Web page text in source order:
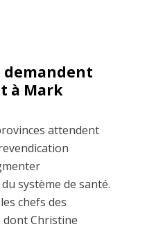
demandent
à Mark
attendent
système de santé.
chefs des
Christine